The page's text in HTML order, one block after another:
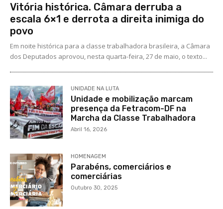
Vitória histórica. Câmara derruba a
escala 6×1 e derrota a direita inimiga do
povo
Em noite histórica para a classe trabalhadora brasileira, a Câmara
dos Deputados aprovou, nesta quarta-feira, 27 de maio, o texto...
UNIDADE NA LUTA
Unidade e mobilização marcam
presença da Fetracom-DF na
Marcha da Classe Trabalhadora
Abril 16, 2026
HOMENAGEM
Parabéns, comerciários e
comerciárias
Outubro 30, 2025